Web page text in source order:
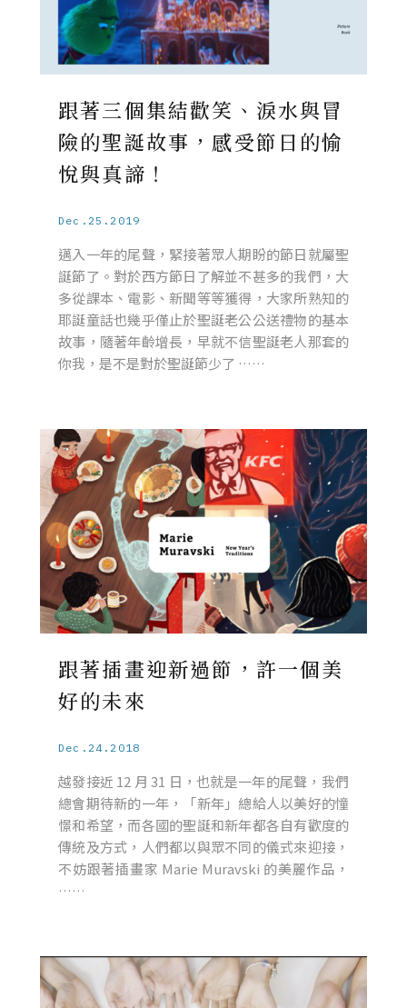
跟著三個集結歡笑、淚水與冒
險的聖誕故事，感受節日的愉
悅與真諦！
Dec.25.2019
邁入一年的尾聲，緊接著眾人期盼的節日就屬聖
誕節了。對於西方節日了解並不甚多的我們，大
多從課本、電影、新聞等等獲得，大家所熟知的
耶誕童話也幾乎僅止於聖誕老公公送禮物的基本
故事，隨著年齡增長，早就不信聖誕老人那套的
你我，是不是對於聖誕節少了 ……
跟著插畫迎新過節，許一個美
好的未來
Dec.24.2018
越發接近 12 月 31 日，也就是一年的尾聲，我們
總會期待新的一年，「新年」總給人以美好的憧
憬和希望，而各國的聖誕和新年都各自有歡度的
傳統及方式，人們都以與眾不同的儀式來迎接，
不妨跟著插畫家 Marie Muravski 的美麗作品，
……